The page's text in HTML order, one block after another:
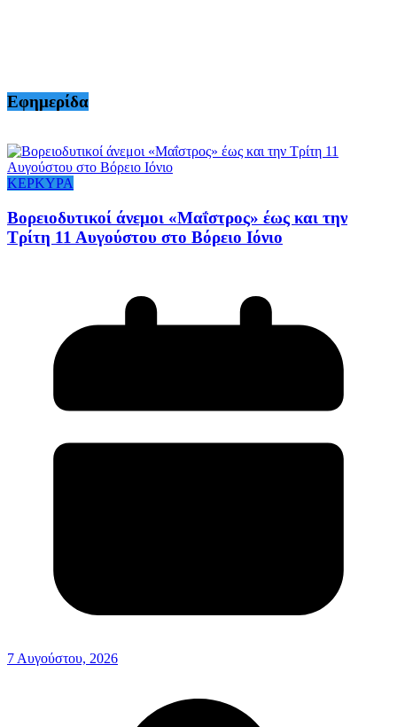
Εφημερίδα
ΚΕΡΚΥΡΑ
Βορειοδυτικοί άνεμοι «Μαΐστρος» έως και την
Τρίτη 11 Αυγούστου στο Βόρειο Ιόνιο
7 Αυγούστου, 2026